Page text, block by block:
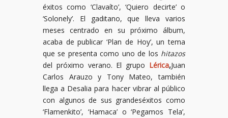
éxitos como ‘Clavaíto’, ‘Quiero decirte’ o
‘Solonely’. El gaditano, que lleva varios
meses centrado en su próximo álbum,
acaba de publicar ‘Plan de Hoy’, un tema
que se presenta como uno de los hitazos
del próximo verano. El grupo Lérica,Juan
Carlos Arauzo y Tony Mateo, también
llega a Desalia para hacer vibrar al público
con algunos de sus grandeséxitos como
‘Flamenkito’, ‘Hamaca’ o ‘Pegamos Tela’,